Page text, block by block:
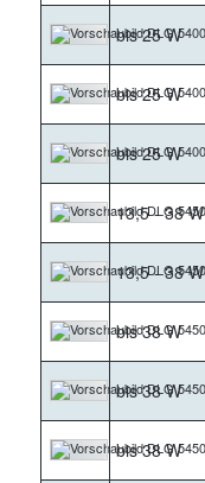
bis 25 W
bis 25 W
bis 25 W
13,5 - 38 W
13,5 - 38 W
bis 38 W
bis 38 W
bis 38 W